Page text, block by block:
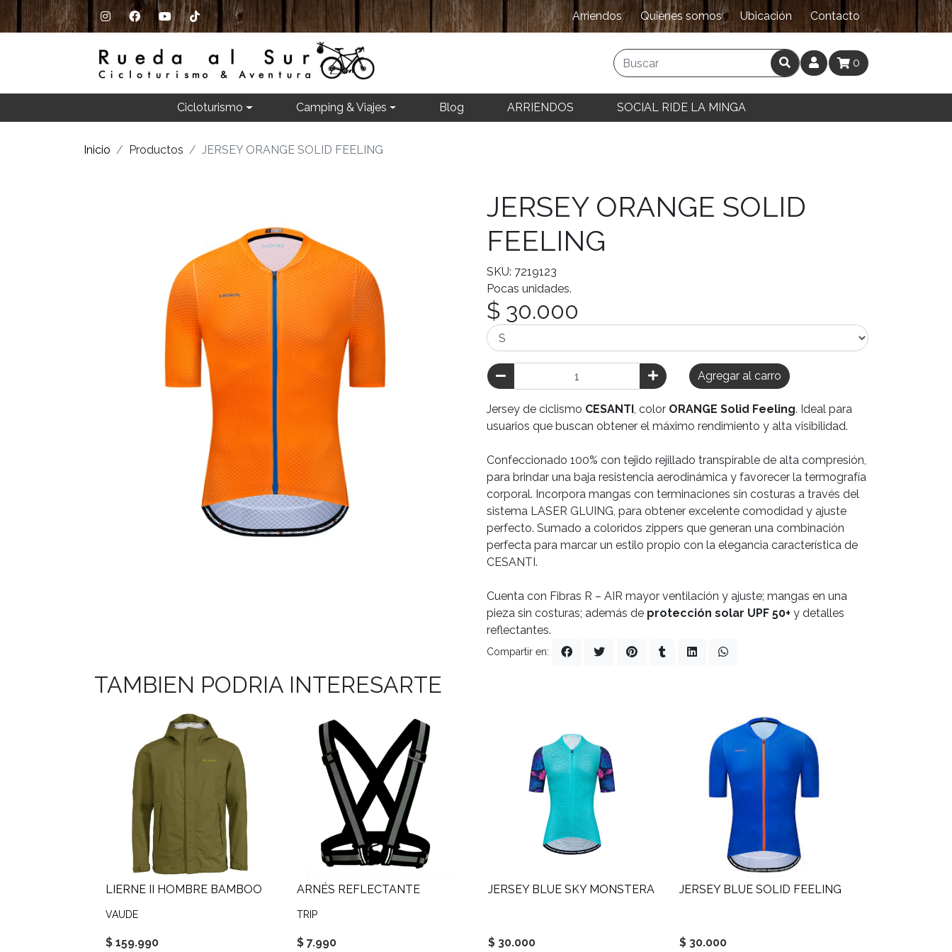
Arriendos Quiénes somos Ubicación Contacto
0
Cicloturismo Camping & Viajes Blog ARRIENDOS SOCIAL RIDE LA MINGA
Inicio Productos JERSEY ORANGE SOLID FEELING
JERSEY ORANGE SOLID
FEELING
SKU: 7219123
Pocas unidades.
$ 30.000
Agregar al carro
Jersey de ciclismo CESANTI, color ORANGE Solid Feeling. Ideal para
usuarios que buscan obtener el máximo rendimiento y alta visibilidad.
Confeccionado 100% con tejido rejillado transpirable de alta compresión,
para brindar una baja resistencia aerodinámica y favorecer la termografía
corporal. Incorpora mangas con terminaciones sin costuras a través del
sistema LASER GLUING, para obtener excelente comodidad y ajuste
perfecto. Sumado a coloridos zippers que generan una combinación
perfecta para marcar un estilo propio con la elegancia característica de
CESANTI.
Cuenta con Fibras R – AIR mayor ventilación y ajuste; mangas en una
pieza sin costuras; además de protección solar UPF 50+ y detalles
reflectantes.
Compartir en:
TAMBIEN PODRIA INTERESARTE
LIERNE II HOMBRE BAMBOO
VAUDE
$ 159.990
ARNÉS REFLECTANTE
TRIP
$ 7.990
JERSEY BLUE SKY MONSTERA
$ 30.000
JERSEY BLUE SOLID FEELING
$ 30.000